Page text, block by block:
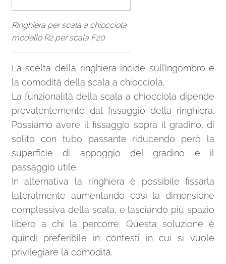
Ringhiera per scala a chiocciola
modello R2 per scala F20
La scelta della ringhiera incide sull’ingombro e
la comodità della scala a chiocciola.
La funzionalità della scala a chiocciola dipende
prevalentemente dal fissaggio della ringhiera.
Possiamo avere il fissaggio sopra il gradino, di
solito con tubo passante riducendo però la
superficie di appoggio del gradino e il
passaggio utile.
In alternativa la ringhiera è possibile fissarla
lateralmente aumentando così la dimensione
complessiva della scala, e lasciando più spazio
libero a chi la percorre. Questa soluzione è
quindi preferibile in contesti in cui si vuole
privilegiare la comodità.